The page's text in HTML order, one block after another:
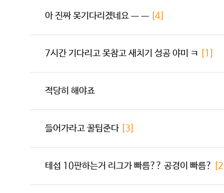
아 진짜 못기다리겠네요 ㅡ ㅡ [4]
7시간 기다리고 못참고 새치기 성공 야미 ㅋ [1]
적당히 해야죠
들어가라고 꿀팁준다 [3]
테섭 10판하는거 리그가 빠름?? 공경이 빠름?